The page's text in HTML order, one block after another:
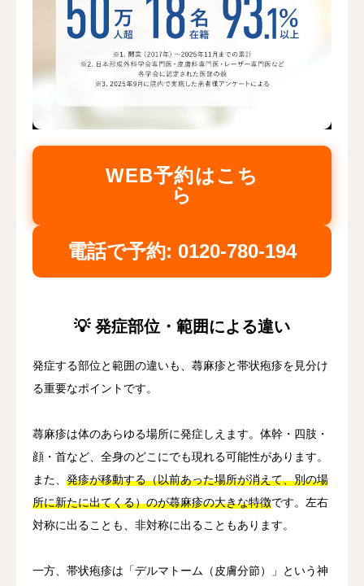
WEB予約はこち
ら
電話で予約: 0120-780-194
💡 発症部位・範囲による違い
発症する部位と範囲の違いも、蕁麻疹と帯状疱疹を見分け
る重要なポイントです。
蕁麻疹は体のあらゆる場所に発症しえます。体幹・四肢・
顔・首など、全身のどこにでも現れる可能性があります。
また、 発疹が移動する（以前あった場所が消えて、別の場
所に新たに出てくる）のが蕁麻疹の大きな特徴です。左右
対称に出ることも、非対称に出ることもあります。
一方、帯状疱疹は「デルマトーム（皮膚分節）」という神